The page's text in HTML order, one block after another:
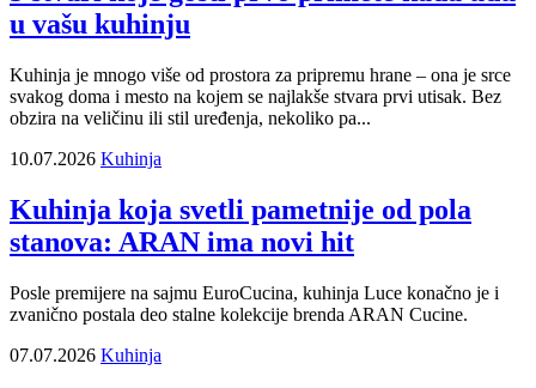
u vašu kuhinju
Kuhinja je mnogo više od prostora za pripremu hrane – ona je srce
svakog doma i mesto na kojem se najlakše stvara prvi utisak. Bez
obzira na veličinu ili stil uređenja, nekoliko pa...
10.07.2026 Kuhinja
Kuhinja koja svetli pametnije od pola
stanova: ARAN ima novi hit
Posle premijere na sajmu EuroCucina, kuhinja Luce konačno je i
zvanično postala deo stalne kolekcije brenda ARAN Cucine.
07.07.2026 Kuhinja